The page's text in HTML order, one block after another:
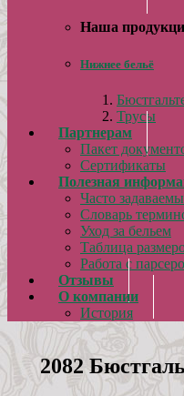
Наша
Нижнее бельё
Трусы
Партнерам
Пакет
Сертификаты
Полезная
Часто
Словарь
Уход за бельем
Таблица
Работа с
Отзывы
О компании
История
2082